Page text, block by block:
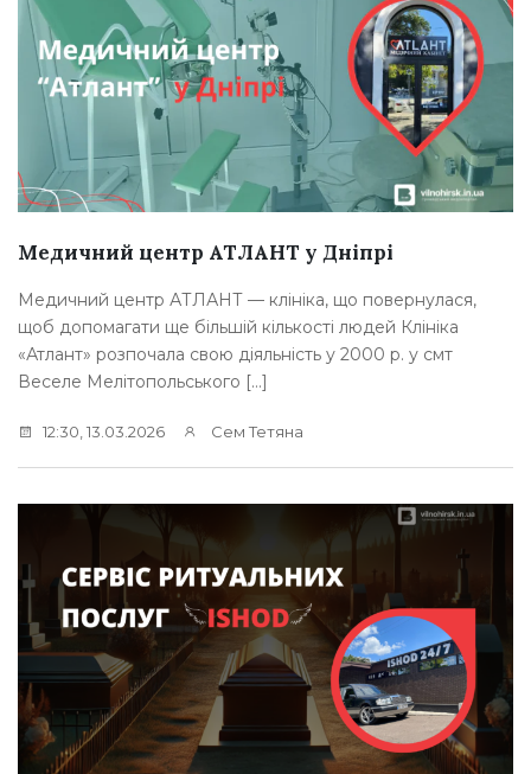
Медичний центр АТЛАНТ у Дніпрі
Медичний центр АТЛАНТ — клініка, що повернулася,
щоб допомагати ще більшій кількості людей Клініка
«Атлант» розпочала свою діяльність у 2000 р. у смт
Веселе Мелітопольського […]
12:30, 13.03.2026 Сем Тетяна